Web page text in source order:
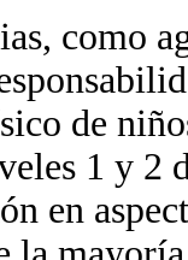
como
de
1 y 2
en